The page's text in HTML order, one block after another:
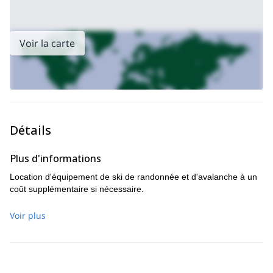
cette journée de freeride près d'Innsbruck.
Voir la carte
Détails
Plus d'informations
Location d'équipement de ski de randonnée et d'avalanche à un
coût supplémentaire si nécessaire.
Voir plus